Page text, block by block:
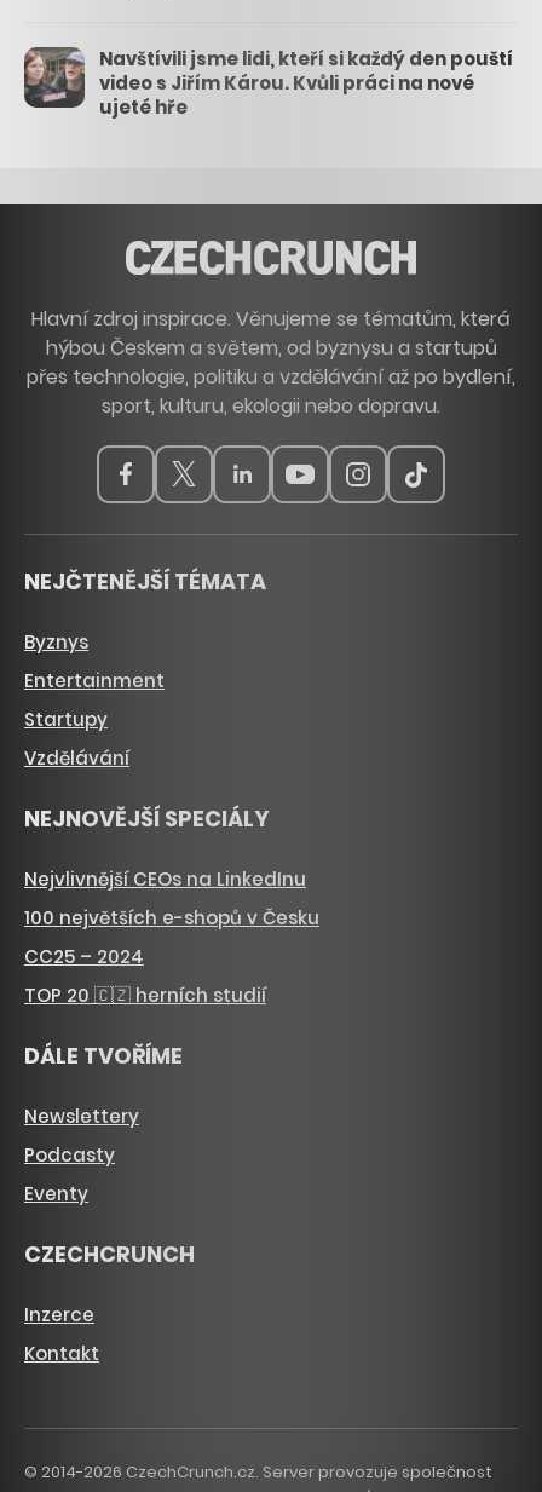
Navštívili jsme lidi, kteří si každý den pouští
video s Jiřím Károu. Kvůli práci na nové
ujeté hře
Hlavní zdroj inspirace. Věnujeme se tématům, která
hýbou Českem a světem, od byznysu a startupů
přes technologie, politiku a vzdělávání až po bydlení,
sport, kulturu, ekologii nebo dopravu.
NEJČTENĚJŠÍ TÉMATA
Byznys
Entertainment
Startupy
Vzdělávání
NEJNOVĚJŠÍ SPECIÁLY
Nejvlivnější CEOs na LinkedInu
100 největších e-shopů v Česku
CC25 – 2024
TOP 20 🇨🇿 herních studií
DÁLE TVOŘÍME
Newslettery
Podcasty
Eventy
CZECHCRUNCH
Inzerce
Kontakt
© 2014-2026 CzechCrunch.cz. Server provozuje společnost